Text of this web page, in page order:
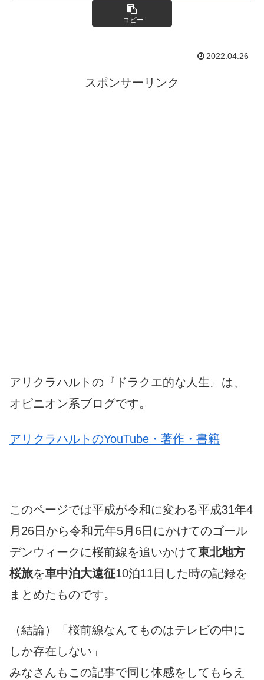
コピー
2022.04.26
スポンサーリンク
アリクラハルトの『ドラクエ的な人生』は、
オピニオン系ブログです。
アリクラハルトのYouTube・著作・書籍
このページでは平成が令和に変わる平成31年4
月26日から令和元年5月6日にかけてのゴール
デンウィークに桜前線を追いかけて東北地方
桜旅を車中泊大遠征10泊11日した時の記録を
まとめたものです。
（結論）「桜前線なんてものはテレビの中に
しか存在しない」
みなさんもこの記事で同じ体感をしてもらえ